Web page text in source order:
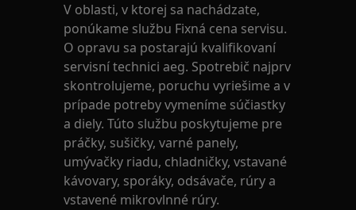
V oblasti, v ktorej sa nachádzate,
ponúkame službu Fixná cena servisu.
O opravu sa postarajú kvalifikovaní
servisní technici aeg. Spotrebič najprv
skontrolujeme, poruchu vyriešime a v
prípade potreby vymeníme súčiastky
a diely. Túto službu poskytujeme pre
práčky, sušičky, varné panely,
umývačky riadu, chladničky, vstavané
kávovary, sporáky, odsávače, rúry a
vstavené mikrovlnné rúry.